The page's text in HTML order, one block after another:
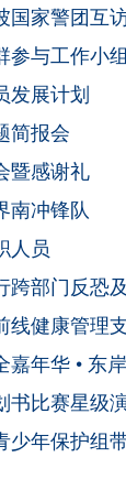
国家警团互
参与工作小
发展计划
简报会
暨感谢礼
南冲锋队
人员
跨部门反恐
线健康管理
嘉年华 • 东
书比赛星级
少年保护组